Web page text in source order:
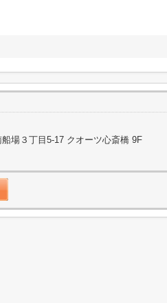
場３丁目5-17 クオーツ心斎橋 9F